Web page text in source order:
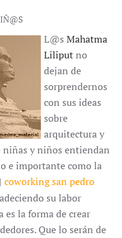
L@s Mahatma
Liliputno
dejan de
sorprendernos
con sus ideas
sobre
arquitectura y
niñas y niños entiendan
e importante como la
| coworking san pedro
su labor
es la forma de crear
Que lo serán de